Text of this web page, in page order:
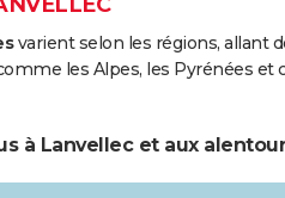
varient selon les régions, allant
les Alpes, les Pyrénées et
à Lanvellec et aux